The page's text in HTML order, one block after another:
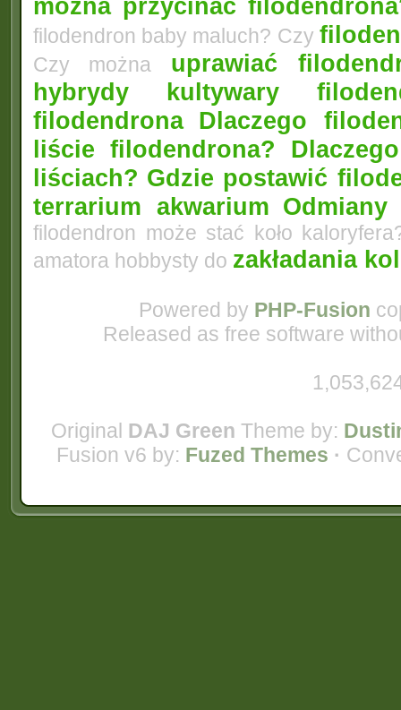
można przycinać
filodendron baby maluch? Czy
Czy można uprawiać
hybrydy kultywary
filodendrona Dlaczego
liście filodendrona?
liściach? Gdzie postawić
terrarium akwarium
filodendron może stać koło
amatora hobbysty do zakładania
Powered by PHP-Fusion
Released as free software
Original DAJ Green Theme by:
Fusion v6 by: Fuzed Themes ·